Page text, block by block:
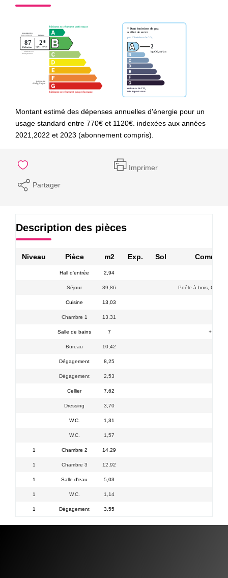
Montant estimé des dépenses annuelles d'énergie pour un
usage standard entre 770€ et 1120€. indexées aux années
2021,2022 et 2023 (abonnement compris).
Imprimer
Partager
Description des pièces
Niveau Pièce m2 Exp. Sol
Hall d'entrée 2,94
Séjour 39,86 Poêle à bois,
Cuisine 13,03
Chambre 1 13,31
Salle de bains 7 +
Bureau 10,42
Dégagement 8,25
Dégagement 2,53
Cellier 7,62
Dressing 3,70
W.C. 1,31
W.C. 1,57
1 Chambre 2 14,29
1 Chambre 3 12,92
1 Salle d'eau 5,03
1 W.C. 1,14
1 Dégagement 3,55